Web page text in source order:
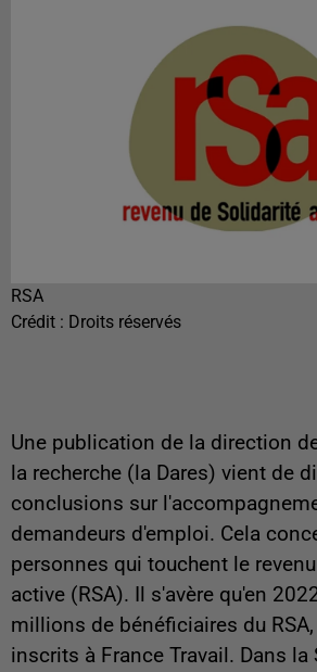
RSA
Crédit : Droits réservés
Une publication de la direction
la recherche (la Dares) vient de
conclusions sur
demandeurs d'emploi. Cela
personnes qui touchent le
active (RSA). Il s'avère qu'en
millions de bénéficiaires du
inscrits à France Travail. Dans la